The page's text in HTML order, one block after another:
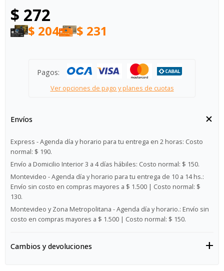
$ 272
$ 204 $ 231
Pagos:
Ver opciones de pago y planes de cuotas
Envíos
Express - Agenda día y horario para tu entrega en 2 horas: Costo
normal: $ 190.
Envío a Domicilio Interior 3 a 4 días hábiles: Costo normal: $ 150.
Montevideo - Agenda día y horario para tu entrega de 10 a 14 hs.:
Envío sin costo en compras mayores a $ 1.500 | Costo normal: $
130.
Montevideo y Zona Metropolitana - Agenda día y horario.: Envío sin
costo en compras mayores a $ 1.500 | Costo normal: $ 150.
Cambios y devoluciones